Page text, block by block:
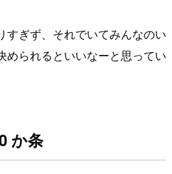
すぎず、それでいてみんなのい
められるといいなーと思ってい
か条